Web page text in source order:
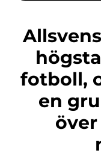
Allsvenskan är Sveriges
fotboll,
en